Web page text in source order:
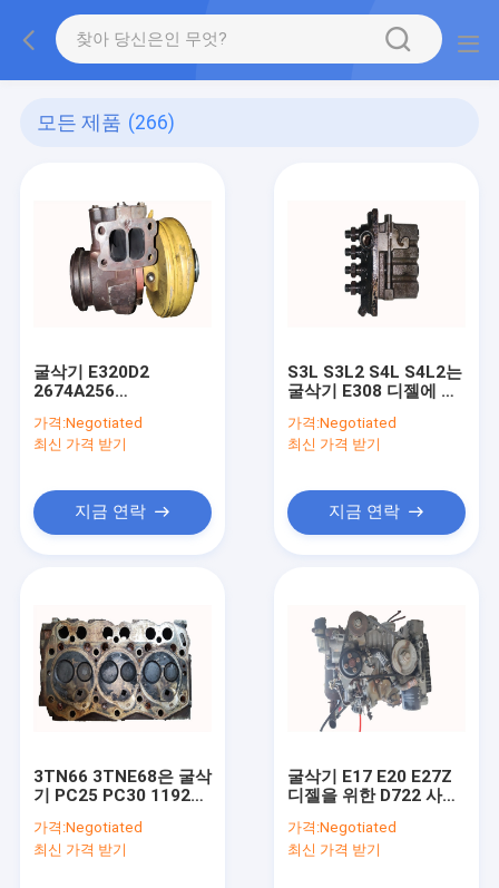
모든 제품 (266)
굴삭기 E320D2
2674A256
3159810을 위한 C6.6
C7.1 초침 터보
가격:Negotiated
최신 가격 받기
지금 연락
S3L S3L2 S4L S4L2는
굴삭기 E308 디젤에 대
용했습니다
가격:Negotiated
최신 가격 받기
지금 연락
3TN66 3TNE68은 굴삭
기 PC25 PC30 119265
사용했습니다 - 11700
가격:Negotiated
최신 가격 받기
굴삭기 E17 E20 E27Z
디젤을 위한 D722 사용
진을 설치합니다
가격:Negotiated
최신 가격 받기